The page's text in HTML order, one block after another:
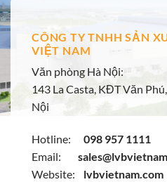
CÔNG TY TNHH SẢN
VIỆT NAM
Văn phòng Hà Nội:
143 La Casta, KĐT Văn
Nội
Hotline:
098 957 1111
Email:
Website:
lvbvietnam.com